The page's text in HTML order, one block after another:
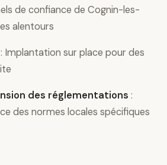
de confiance de Cognin-les-
alentours
: Implantation sur place pour des
des réglementations :
des normes locales spécifiques